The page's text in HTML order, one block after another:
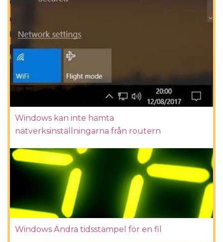
Windows kan inte hämta
nätverksinställningarna från routern
Windows Ändra tidsstämpel för en fil